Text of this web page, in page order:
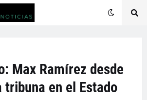
Max Ramírez desde
tribuna en el Estado